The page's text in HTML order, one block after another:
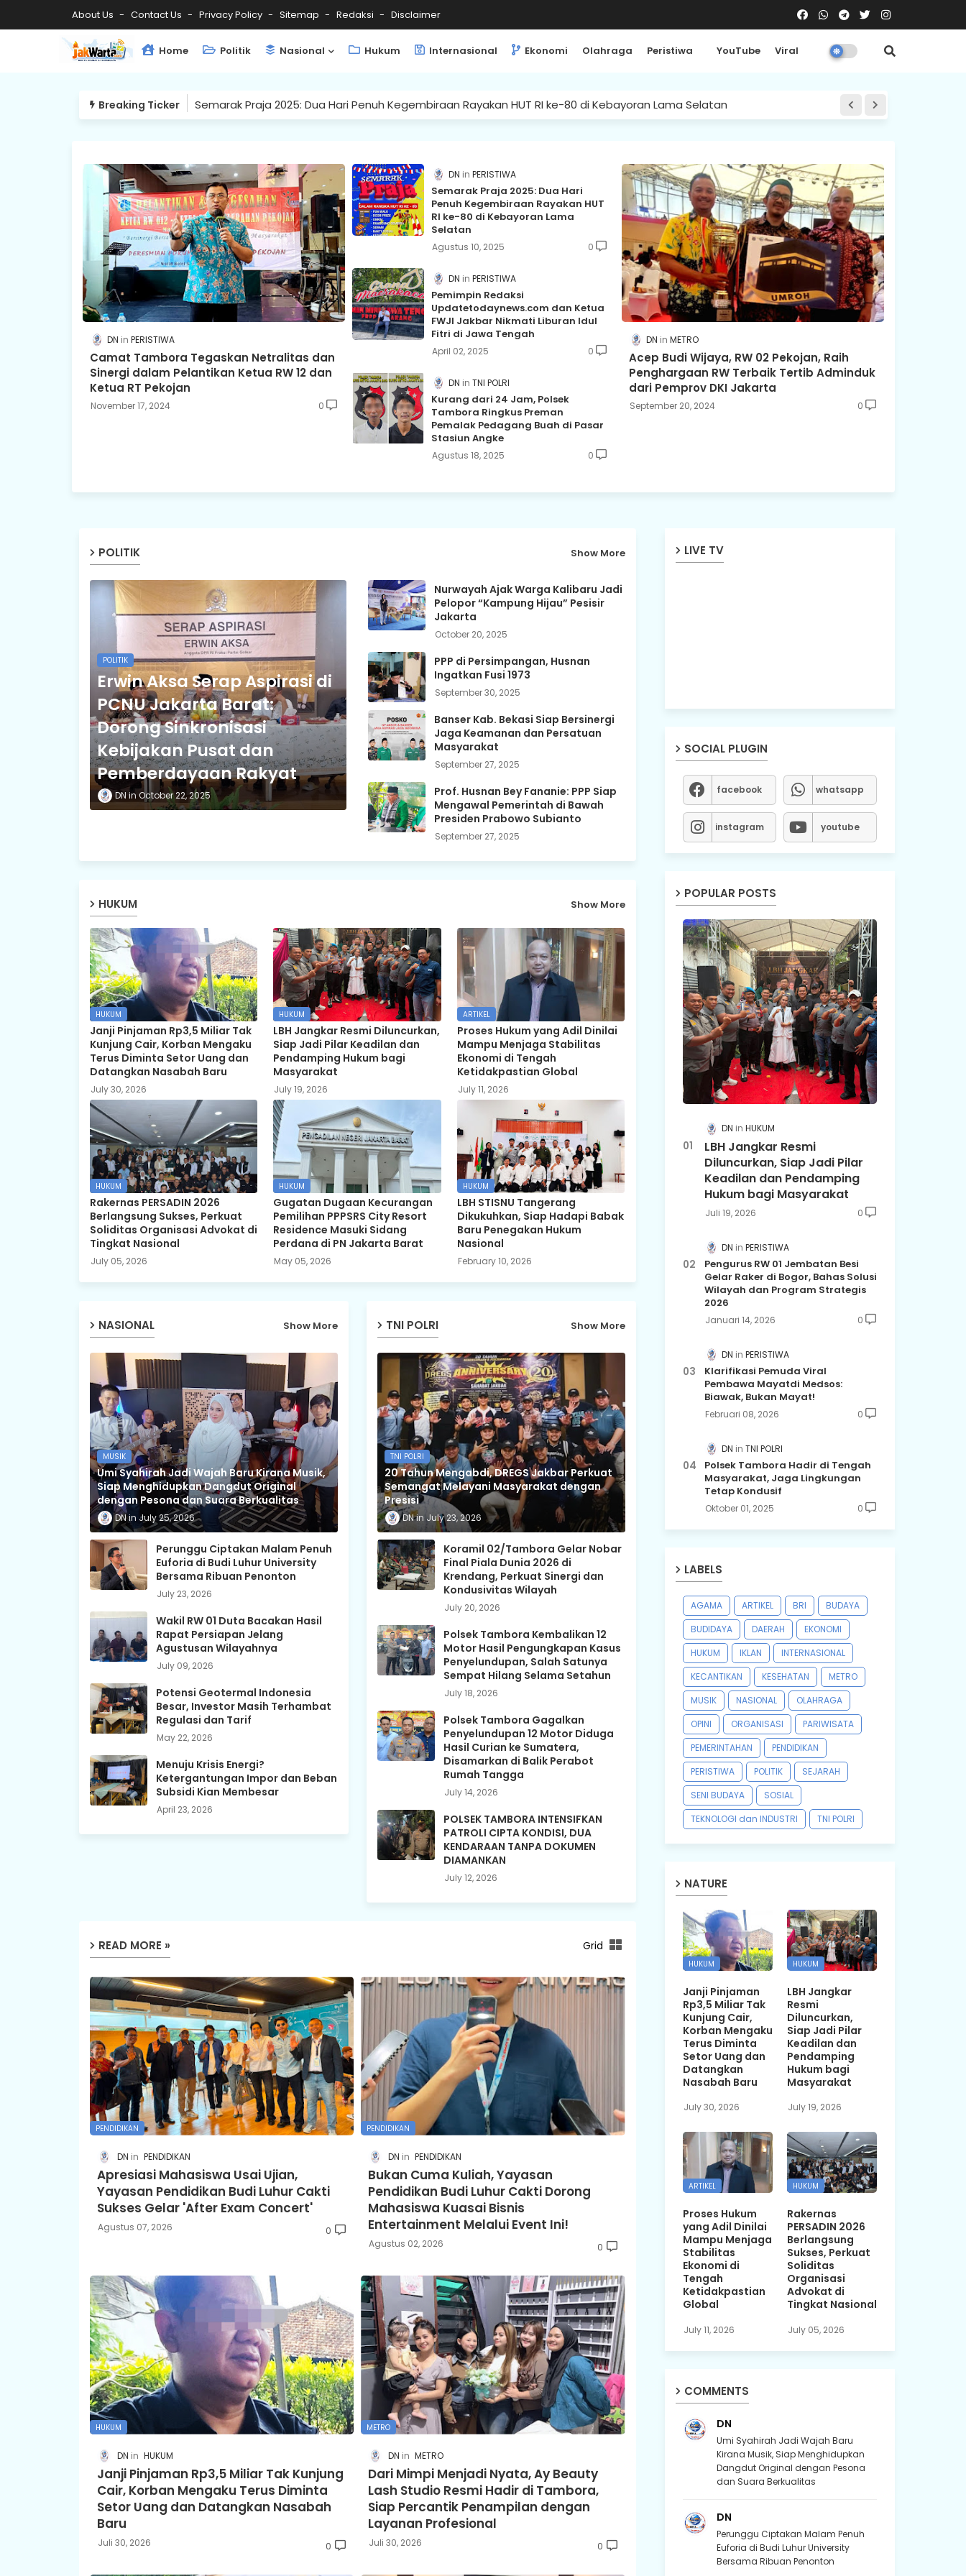
About Us Contact Us Privacy Policy Sitemap Redaksi Disclaimer
Home Politik Nasional Hukum Internasional Ekonomi Olahraga Peristiwa YouTube Viral
Breaking Ticker Semarak Praja 2025: Dua Hari Penuh Kegembiraan Rayakan HUT RI ke-80 di Kebayoran Lama Selatan
DN PERISTIWA
Camat Tambora Tegaskan Netralitas dan
Sinergi dalam Pelantikan Ketua RW 12 dan
Ketua RT Pekojan
November 17, 2024 0
DN PERISTIWA
Semarak Praja 2025: Dua Hari
Penuh Kegembiraan Rayakan HUT
RI ke-80 di Kebayoran Lama
Selatan
Agustus 10, 2025 0
DN PERISTIWA
Pemimpin Redaksi
Updatetodaynews.com dan Ketua
FWJI Jakbar Nikmati Liburan Idul
Fitri di Jawa Tengah
April 02, 2025 0
DN TNI POLRI
Kurang dari 24 Jam, Polsek
Tambora Ringkus Preman
Pemalak Pedagang Buah di Pasar
Stasiun Angke
Agustus 18, 2025 0
DN METRO
Acep Budi Wijaya, RW 02 Pekojan, Raih
Penghargaan RW Terbaik Tertib Adminduk
dari Pemprov DKI Jakarta
September 20, 2024 0
POLITIK Show More
POLITIK
Erwin Aksa Serap Aspirasi di
PCNU Jakarta Barat:
Dorong Sinkronisasi
Kebijakan Pusat dan
Pemberdayaan Rakyat
DN October 22, 2025
Nurwayah Ajak Warga Kalibaru Jadi
Pelopor “Kampung Hijau” Pesisir
Jakarta
October 20, 2025
PPP di Persimpangan, Husnan
Ingatkan Fusi 1973
September 30, 2025
Banser Kab. Bekasi Siap Bersinergi
Jaga Keamanan dan Persatuan
Masyarakat
September 27, 2025
Prof. Husnan Bey Fananie: PPP Siap
Mengawal Pemerintah di Bawah
Presiden Prabowo Subianto
September 27, 2025
HUKUM Show More
HUKUM
Janji Pinjaman Rp3,5 Miliar Tak
Kunjung Cair, Korban Mengaku
Terus Diminta Setor Uang dan
Datangkan Nasabah Baru
July 30, 2026
HUKUM
LBH Jangkar Resmi Diluncurkan,
Siap Jadi Pilar Keadilan dan
Pendamping Hukum bagi
Masyarakat
July 19, 2026
ARTIKEL
Proses Hukum yang Adil Dinilai
Mampu Menjaga Stabilitas
Ekonomi di Tengah
Ketidakpastian Global
July 11, 2026
HUKUM
Rakernas PERSADIN 2026
Berlangsung Sukses, Perkuat
Soliditas Organisasi Advokat di
Tingkat Nasional
July 05, 2026
HUKUM
Gugatan Dugaan Kecurangan
Pemilihan PPPSRS City Resort
Residence Masuki Sidang
Perdana di PN Jakarta Barat
May 05, 2026
HUKUM
LBH STISNU Tangerang
Dikukuhkan, Siap Hadapi Babak
Baru Penegakan Hukum
Nasional
February 10, 2026
NASIONAL Show More
MUSIK
Umi Syahirah Jadi Wajah Baru Kirana Musik,
Siap Menghidupkan Dangdut Original
dengan Pesona dan Suara Berkualitas
DN July 25, 2026
Perunggu Ciptakan Malam Penuh
Euforia di Budi Luhur University
Bersama Ribuan Penonton
July 23, 2026
Wakil RW 01 Duta Bacakan Hasil
Rapat Persiapan Jelang
Agustusan Wilayahnya
July 09, 2026
Potensi Geotermal Indonesia
Besar, Investor Masih Terhambat
Regulasi dan Tarif
May 22, 2026
Menuju Krisis Energi?
Ketergantungan Impor dan Beban
Subsidi Kian Membesar
April 23, 2026
TNI POLRI Show More
TNI POLRI
20 Tahun Mengabdi, DREGS Jakbar Perkuat
Semangat Melayani Masyarakat dengan
Presisi
DN July 23, 2026
Koramil 02/Tambora Gelar Nobar
Final Piala Dunia 2026 di
Krendang, Perkuat Sinergi dan
Kondusivitas Wilayah
July 20, 2026
Polsek Tambora Kembalikan 12
Motor Hasil Pengungkapan Kasus
Penyelundupan, Salah Satunya
Sempat Hilang Selama Setahun
July 18, 2026
Polsek Tambora Gagalkan
Penyelundupan 12 Motor Diduga
Hasil Curian ke Sumatera,
Disamarkan di Balik Perabot
Rumah Tangga
July 14, 2026
POLSEK TAMBORA INTENSIFKAN
PATROLI CIPTA KONDISI, DUA
KENDARAAN TANPA DOKUMEN
DIAMANKAN
July 12, 2026
READ MORE » Grid
PENDIDIKAN
DN PENDIDIKAN
Apresiasi Mahasiswa Usai Ujian,
Yayasan Pendidikan Budi Luhur Cakti
Sukses Gelar 'After Exam Concert'
Agustus 07, 2026 0
PENDIDIKAN
DN PENDIDIKAN
Bukan Cuma Kuliah, Yayasan
Pendidikan Budi Luhur Cakti Dorong
Mahasiswa Kuasai Bisnis
Entertainment Melalui Event Ini!
Agustus 02, 2026 0
HUKUM
DN HUKUM
Janji Pinjaman Rp3,5 Miliar Tak Kunjung
Cair, Korban Mengaku Terus Diminta
Setor Uang dan Datangkan Nasabah
Baru
Juli 30, 2026 0
METRO
DN METRO
Dari Mimpi Menjadi Nyata, Ay Beauty
Lash Studio Resmi Hadir di Tambora,
Siap Percantik Penampilan dengan
Layanan Profesional
Juli 30, 2026 0
LIVE TV
SOCIAL PLUGIN
facebook whatsapp
instagram youtube
POPULAR POSTS
DN HUKUM
LBH Jangkar Resmi
Diluncurkan, Siap Jadi Pilar
Keadilan dan Pendamping
Hukum bagi Masyarakat
Juli 19, 2026 0
DN PERISTIWA
Pengurus RW 01 Jembatan Besi
Gelar Raker di Bogor, Bahas Solusi
Wilayah dan Program Strategis
2026
Januari 14, 2026 0
DN PERISTIWA
Klarifikasi Pemuda Viral
Pembawa Mayatdi Medsos:
Biawak, Bukan Mayat!
Februari 08, 2026 0
DN TNI POLRI
Polsek Tambora Hadir di Tengah
Masyarakat, Jaga Lingkungan
Tetap Kondusif
Oktober 01, 2025 0
LABELS
AGAMA ARTIKEL BRI
BUDAYA
BUDIDAYA
DAERAH
EKONOMI
HUKUM
IKLAN
INTERNASIONAL
KECANTIKAN
KESEHATAN
METRO
MUSIK
NASIONAL
OLAHRAGA
OPINI
ORGANISASI
PARIWISATA
PEMERINTAHAN
PENDIDIKAN
PERISTIWA
POLITIK
SEJARAH
SENI BUDAYA
SOSIAL
TEKNOLOGI dan INDUSTRI
TNI POLRI
NATURE
HUKUM
Janji Pinjaman
Rp3,5 Miliar Tak
Kunjung Cair,
Korban Mengaku
Terus Diminta
Setor Uang dan
Datangkan
Nasabah Baru
July 30, 2026
HUKUM
LBH Jangkar
Resmi
Diluncurkan,
Siap Jadi Pilar
Keadilan dan
Pendamping
Hukum bagi
Masyarakat
July 19, 2026
ARTIKEL
Proses Hukum
yang Adil Dinilai
Mampu Menjaga
Stabilitas
Ekonomi di
Tengah
Ketidakpastian
Global
July 11, 2026
HUKUM
Rakernas
PERSADIN 2026
Berlangsung
Sukses, Perkuat
Soliditas
Organisasi
Advokat di
Tingkat Nasional
July 05, 2026
COMMENTS
DN
Umi Syahirah Jadi Wajah Baru
Kirana Musik, Siap Menghidupkan
Dangdut Original dengan Pesona
dan Suara Berkualitas
DN
Perunggu Ciptakan Malam Penuh
Euforia di Budi Luhur University
Bersama Ribuan Penonton